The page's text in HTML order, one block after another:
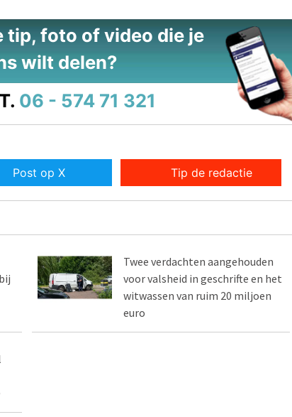
tip, foto of video die je
wilt delen?
T. 06 - 574 71 321
Post op X Tip de redactie
Twee verdachten aangehouden
voor valsheid in geschrifte en het
witwassen van ruim 20 miljoen
euro